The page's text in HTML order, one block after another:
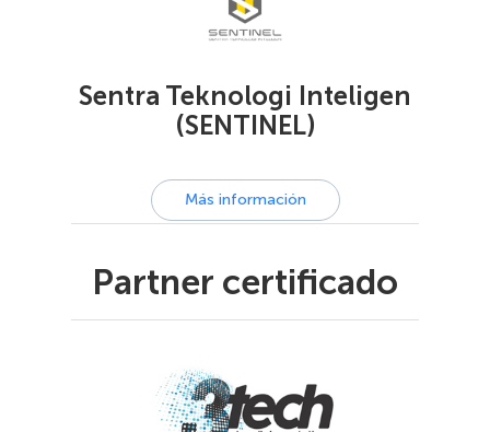
Sentra Teknologi Inteligen
(SENTINEL)
Más información
Partner certificado